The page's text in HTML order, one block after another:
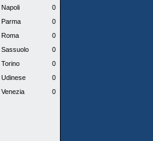
Napoli
0
Parma
0
Roma
0
Sassuolo
0
Torino
0
Udinese
0
Venezia
0